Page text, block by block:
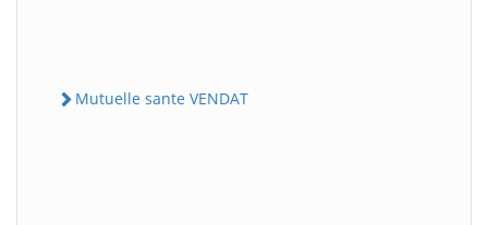
Mutuelle sante VENDAT